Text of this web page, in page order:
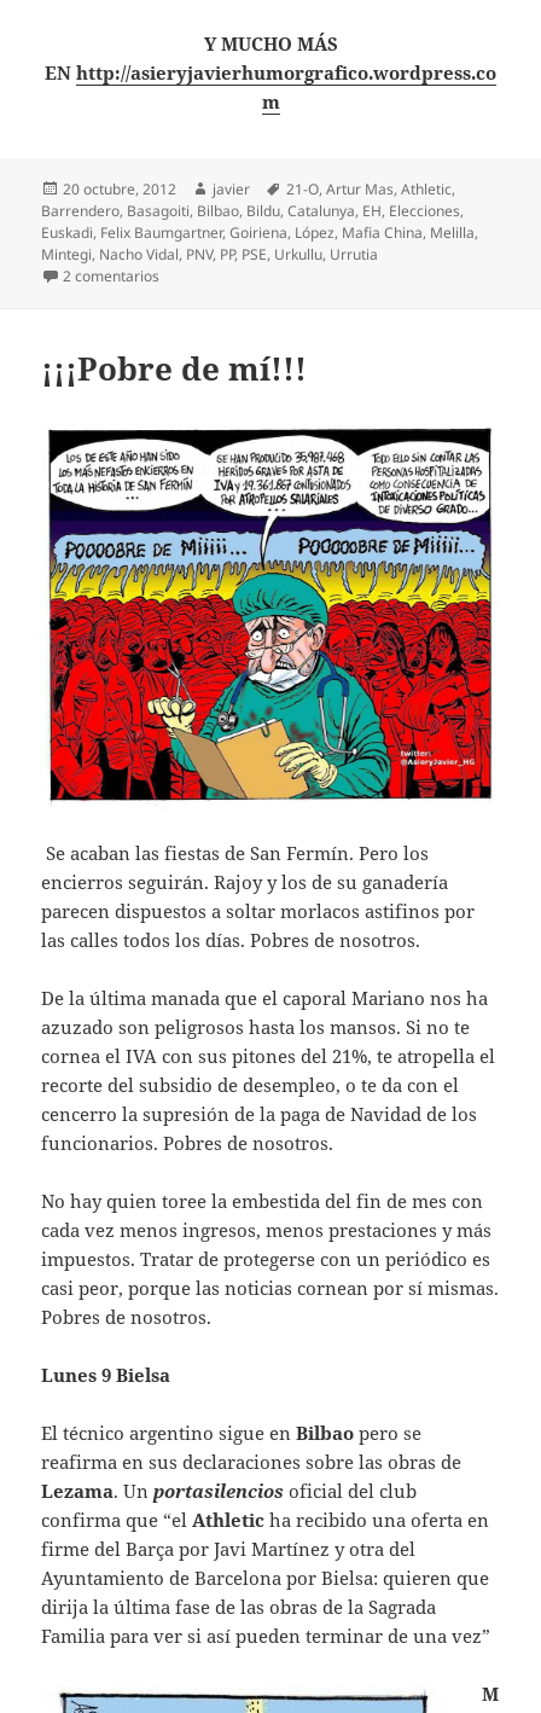
Y MUCHO MÁS
EN http://asieryjavierhumorgrafico.wordpress.co
m
Publicado
el
20 octubre, 2012 Autor
javier Etiquetas
21-O,Artur Mas,Athletic,
Barrendero, Basagoiti, Bilbao, Bildu,Catalunya, EH, Elecciones,
Euskadi, Felix Baumgartner,Goiriena, López, Mafia China, Melilla,
Mintegi, Nacho Vidal, PNV, PP, PSE, Urkullu, Urrutia
2 comentarios
¡¡¡Pobre de mí!!!
Se acaban las fiestas de San Fermín. Pero los
encierros seguirán. Rajoy y los de su ganadería
parecen dispuestos a soltar morlacos astifinos por
las calles todos los días. Pobres de nosotros.
De la última manada que el caporal Mariano nos ha
azuzado son peligrosos hasta los mansos. Si no te
cornea el IVA con sus pitones del 21%, te atropella el
recorte del subsidio de desempleo, o te da con el
cencerro la supresión de la paga de Navidad de los
funcionarios. Pobres de nosotros.
No hay quien toree la embestida del fin de mes con
cada vez menos ingresos, menos prestaciones y más
impuestos. Tratar de protegerse con un periódico es
casi peor, porque las noticias cornean por sí mismas.
Pobres de nosotros.
Lunes 9 Bielsa
El técnico argentino sigue enBilbao pero se
reafirma en sus declaraciones sobre las obras de
Lezama. Unportasilencios oficial del club
confirma que “el Athletic ha recibido una oferta en
firme del Barça por Javi Martínez y otra del
Ayuntamiento de Barcelona por Bielsa: quieren que
dirija la última fase de las obras de la Sagrada
Familia para ver si así pueden terminar de una vez”
M